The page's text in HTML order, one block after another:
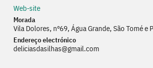
Web
Web-site
Morada
Vila Dolores, nº69, Água Grande, São Tomé e
Endereço electrónico
deliciasdasilhas@gmail.com